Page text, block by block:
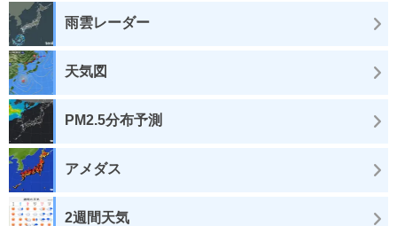
雨雲レーダー
天気図
PM2.5分布予測
アメダス
2週間天気